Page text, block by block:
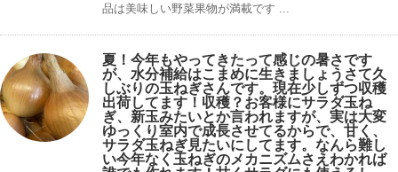
品は美味しい野菜果物が満載です ...
夏！今年もやってきたって感じの暑さです
が、水分補給はこまめに生きましょうさて久
しぶりの玉ねぎさんです。現在少しずつ収穫
出荷してます！収穫？お客様にサラダ玉ね
ぎ、新玉みたいとか言われますが、実は大変
ゆっくり室内で成長させてるからで、甘く、
サラダ玉ねぎ見たいにしてます。なんら難し
い今年なく玉ねぎのメカニズムさえわかれば